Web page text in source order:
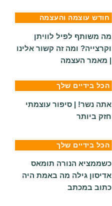
חודש עוצמה והעצמה
מה משותף לפיל לוויתן
וקרצייה? ומה זה קשור אלינו
| מאמר העצמה
הכל בידיים שלך
אתה נשר! | סיפור עוצמתי
חזק ביותר
הכל בידיים שלך
כשממציא הנורה תומאס
אדיסון גילה מה באמת היה
כתוב במכתב